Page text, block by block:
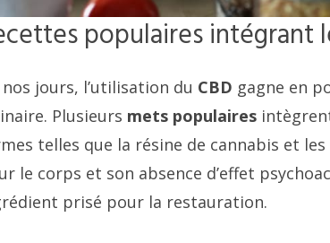
populaires intégrant
nos jours, l’utilisation du CBD gagne en
Plusieurs mets populaires
telles que la résine de cannabis et
le corps et son absence d’effet
prisé pour la restauration.